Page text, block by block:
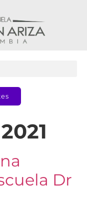
Dr